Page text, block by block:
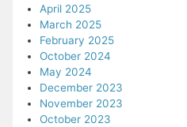
April 2025
March 2025
February 2025
October 2024
May 2024
December 2023
November 2023
October 2023